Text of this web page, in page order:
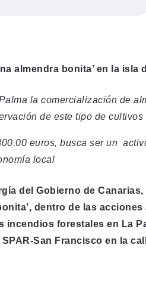
almendra bonita’ en la isla
la comercialización de
de este tipo de cultivos
euros, busca ser un
local
del Gobierno de
dentro de las
forestales en La
San Francisco en la